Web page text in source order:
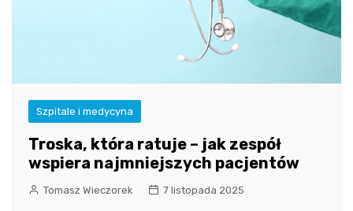
Szpitale i medycyna
Troska, która ratuje – jak zespół
wspiera najmniejszych pacjentów
Tomasz Wieczorek 7 listopada 2025